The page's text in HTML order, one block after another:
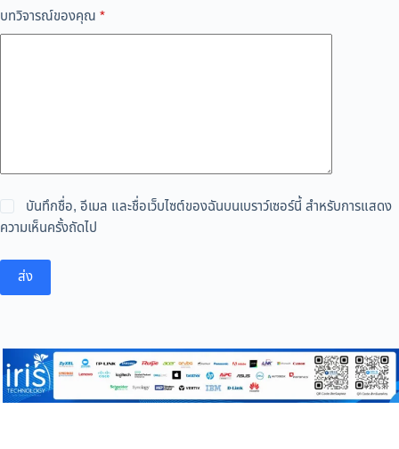
บทวิจารณ์ของคุณ *
บันทึกชื่อ, อีเมล และชื่อเว็บไซต์ของฉันบนเบราว์เซอร์นี้ สำหรับการแสดง
ความเห็นครั้งถัดไป
ส่ง